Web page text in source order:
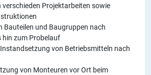
verschieden Projektarbeiten sowie
Bauteilen und Baugruppen nach
hin zum Probelauf
von Betriebsmitteln nach
von Monteuren vor Ort beim